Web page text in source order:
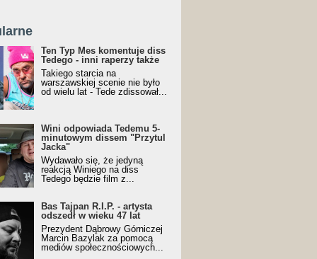
Ten Typ Mes komentuje diss
Tedego - inni raperzy także
Takiego starcia na
warszawskiej scenie nie było
od wielu lat - Tede zdissował...
Wini odpowiada Tedemu 5-
minutowym dissem "Przytul
Jacka"
Wydawało się, że jedyną
reakcją Winiego na diss
Tedego będzie film z...
Bas Tajpan R.I.P. - artysta
odszedł w wieku 47 lat
Prezydent Dąbrowy Górniczej
Marcin Bazylak za pomocą
mediów społecznościowych...